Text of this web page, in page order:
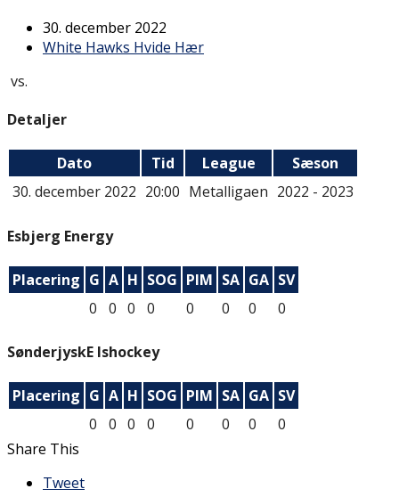
30. december 2022
White Hawks Hvide Hær
vs.
Detaljer
Dato Tid League
Sæson
30. december 2022 20:00 Metalligaen 2022 - 2023
Esbjerg Energy
Placering G A H SOG PIM SA GA SV
0
0 0 0 0 0 0 0
SønderjyskE Ishockey
Placering G A H SOG PIM SA GA SV
0
0 0 0 0 0 0
0
Share This
Tweet